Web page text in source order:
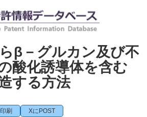
β－グルカン及び不
酸化誘導体を含む
する方法
印刷 XにPOST